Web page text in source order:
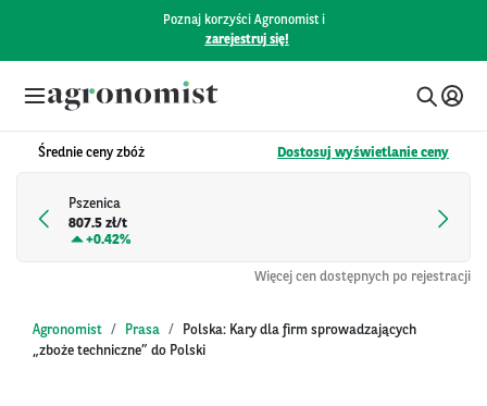
Poznaj korzyści Agronomist i
zarejestruj się!
Średnie ceny zbóż Dostosuj wyświetlanie ceny
Pszenica
807.5 zł/t
+0.42%
Więcej cen dostępnych po rejestracji
Agronomist Prasa
Polska: Kary dla firm sprowadzających
„zboże techniczne” do Polski